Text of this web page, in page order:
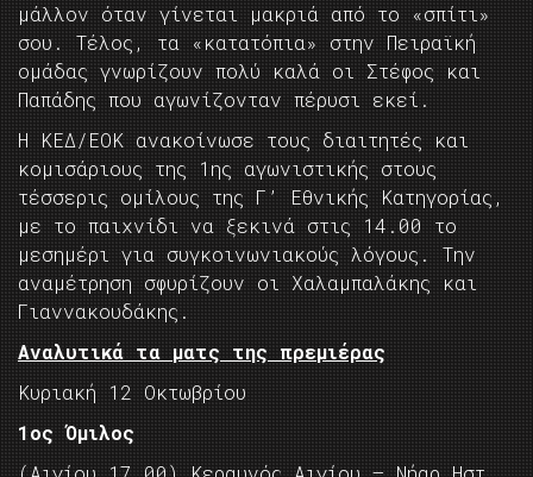
μάλλον όταν γίνεται μακριά από το «σπίτι»
σου. Τέλος, τα «κατατόπια» στην Πειραϊκή
ομάδας γνωρίζουν πολύ καλά οι Στέφος και
Παπάδης που αγωνίζονταν πέρυσι εκεί.
Η ΚΕΔ/ΕΟΚ ανακοίνωσε τους διαιτητές και
κομισάριους της 1ης αγωνιστικής στους
τέσσερις ομίλους της Γ’ Εθνικής Κατηγορίας,
με το παιχνίδι να ξεκινά στις 14.00 το
μεσημέρι για συγκοινωνιακούς λόγους. Την
αναμέτρηση σφυρίζουν οι Χαλαμπαλάκης και
Γιαννακουδάκης.
Αναλυτικά τα ματς της πρεμιέρας
Κυριακή 12 Οκτωβρίου
1ος Όμιλος